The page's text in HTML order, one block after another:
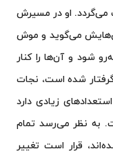
می‌گردد. او در مسیرش
می‌گوید و موش
شود و آن‌ها را کنار
گرفتار شده است، نجات
زیادی دارد
به نظر می‌رسد تمام
قرار است تغییر